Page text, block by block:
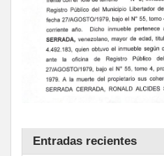
Entradas recientes